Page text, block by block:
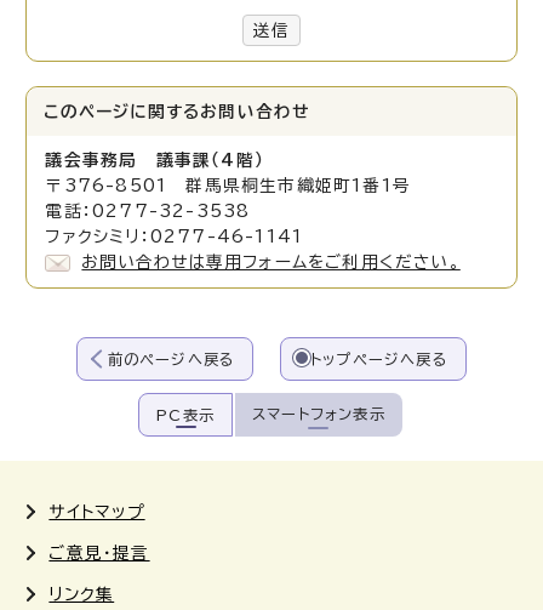
送信
このページに関する お問い合わせ
議会事務局 議事課（4階）
〒376-8501 群馬県桐生市織姫町1番1号
電話：0277-32-3538
ファクシミリ：0277-46-1141
お問い合わせは専用フォームをご利用ください。
前のページへ戻る トップページへ戻る
PC表示 スマートフォン表示
サイトマップ
ご意見・提言
リンク集